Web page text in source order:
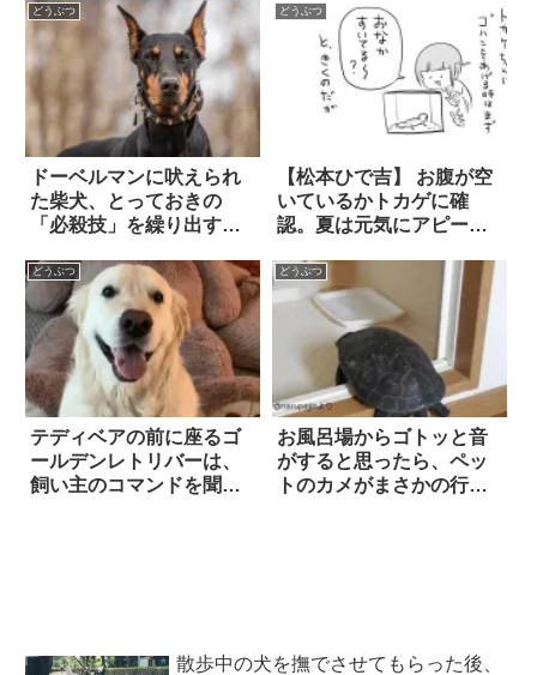
る！
どうぶつ
ドーベルマンに吠えられ
た柴犬、とっておきの
「必殺技」を繰り出す
どうぶつ
【松本ひで吉】 お腹が空
いているかトカゲに確
認。夏は元気にアピール
は…？
どうぶつ
テディベアの前に座るゴ
ールデンレトリバーは、
飼い主のコマンドを聞い
どうぶつ
お風呂場からゴトッと音
がすると思ったら、ペッ
トのカメがまさかの行動
散歩中の犬を撫でさせてもらった後、